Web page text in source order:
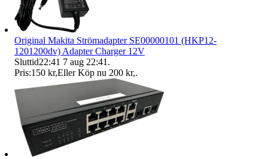
Original Makita Strömadapter SE00000101 (HKP12-
1201200dv) Adapter Charger 12V
Sluttid22:41 7 aug 22:41 .
Pris:150 kr,Eller Köp nu 200 kr,.